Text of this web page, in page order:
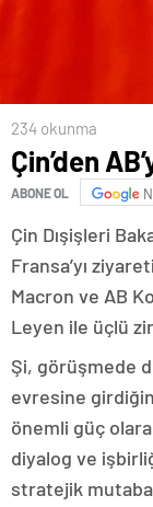
234 okunma
Çin’den
ABONE OL
Çin Dışişleri
Fransa’yı
Macron ve AB
Leyen ile üçlü
Şi, görüşmede
evresine
önemli güç
diyalog ve
stratejik